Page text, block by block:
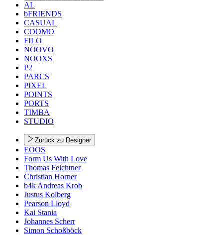
AL
bFRIENDS
CASUAL
COOMO
FILO
NOOVO
NOOXS
P2
PARCS
PIXEL
POINTS
PORTS
TIMBA
STUDIO
Zurück zu Designer
EOOS
Form Us With Love
Thomas Feichtner
Christian Horner
b4k Andreas Krob
Justus Kolberg
Pearson Lloyd
Kai Stania
Johannes Scherr
Simon Schoßböck